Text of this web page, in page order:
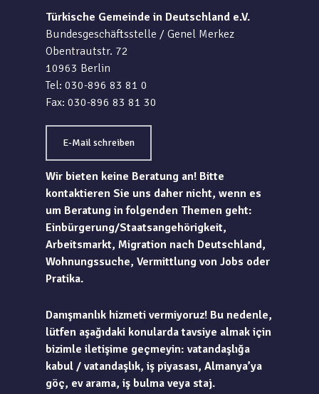
Türkische Gemeinde in Deutschland e.V.
Bundesgeschäftsstelle / Genel Merkez
Obentrautstr. 72
10963 Berlin
Tel: 030-896 83 81 0
Fax: 030-896 83 81 30
E-Mail schreiben
Wir bieten keine Beratung an! Bitte
kontaktieren Sie uns daher nicht, wenn es
um Beratung in folgenden Themen geht:
Einbürgerung/Staatsangehörigkeit,
Arbeitsmarkt, Migration nach Deutschland,
Wohnungssuche, Vermittlung von Jobs oder
Pratika.
Danışmanlık hizmeti vermiyoruz! Bu nedenle,
lütfen aşağıdaki konularda tavsiye almak için
bizimle iletişime geçmeyin: vatandaşlığa
kabul / vatandaşlık, iş piyasası, Almanya’ya
göç, ev arama, iş bulma veya staj.